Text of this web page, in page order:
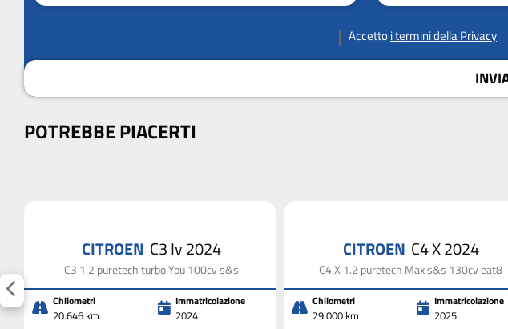
Accettoi termini della Privacy
POTREBBE PIACERTI
CITROEN C3 Iv 2024
C3 1.2 puretech turbo You 100cv s&s
Chilometri
20.646 km
Immatricolazione
2024
CITROEN C4 X 2024
C4 X 1.2 puretech Max s&s 130cv eat8
Chilometri
29.000 km
Immatricolazione
2025